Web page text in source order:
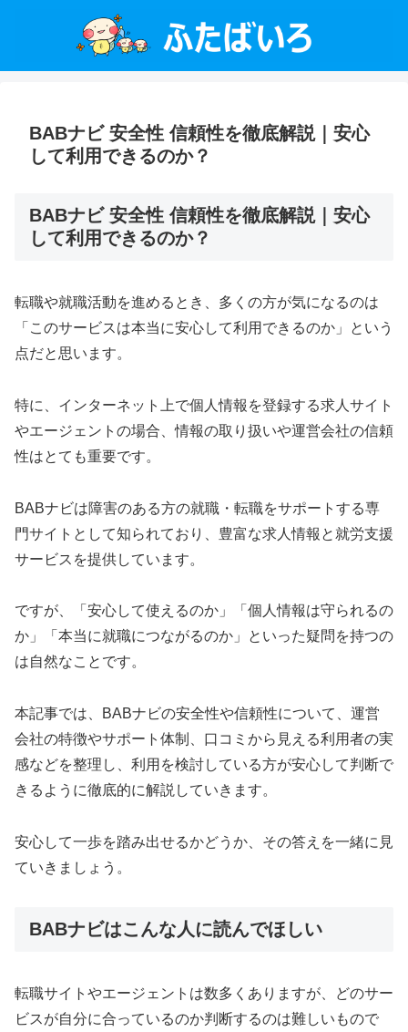
BABナビ 安全性 信頼性を徹底解説｜安心
して利用できるのか？
BABナビ 安全性 信頼性を徹底解説｜安心
して利用できるのか？
転職や就職活動を進めるとき、多くの方が気になるのは
「このサービスは本当に安心して利用できるのか」という
点だと思います。
特に、インターネット上で個人情報を登録する求人サイト
やエージェントの場合、情報の取り扱いや運営会社の信頼
性はとても重要です。
BABナビは障害のある方の就職・転職をサポートする専
門サイトとして知られており、豊富な求人情報と就労支援
サービスを提供しています。
ですが、「安心して使えるのか」「個人情報は守られるの
か」「本当に就職につながるのか」といった疑問を持つの
は自然なことです。
本記事では、BABナビの安全性や信頼性について、運営
会社の特徴やサポート体制、口コミから見える利用者の実
感などを整理し、利用を検討している方が安心して判断で
きるように徹底的に解説していきます。
安心して一歩を踏み出せるかどうか、その答えを一緒に見
ていきましょう。
BABナビはこんな人に読んでほしい
転職サイトやエージェントは数多くありますが、どのサー
ビスが自分に合っているのか判断するのは難しいもので